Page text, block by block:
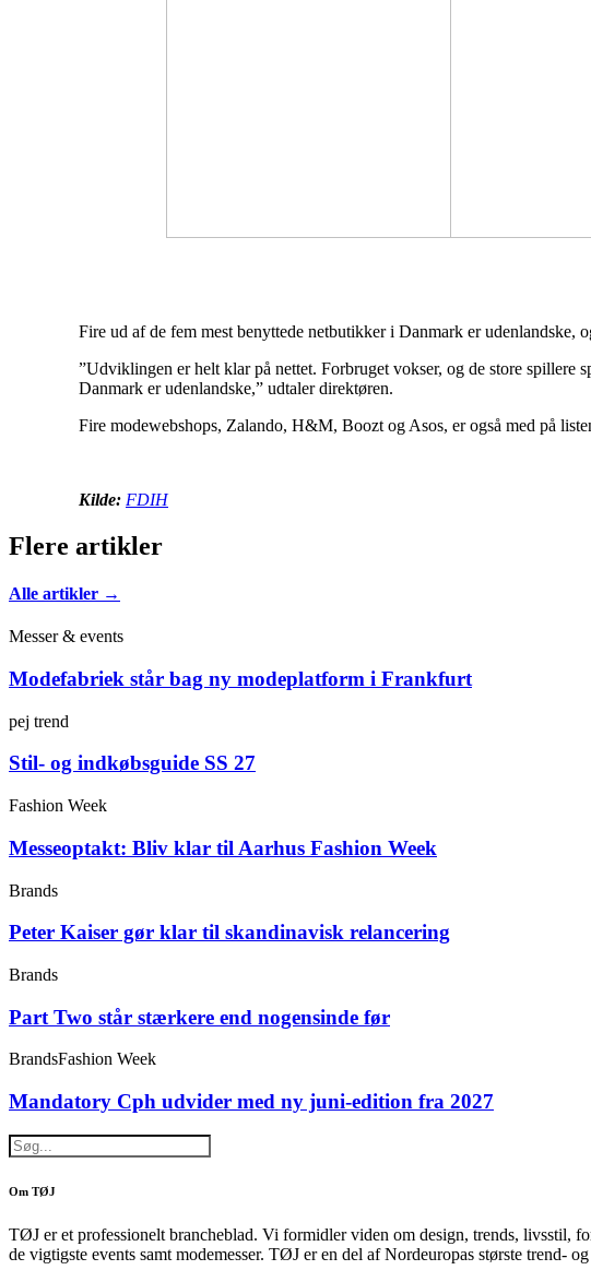
Fire ud af de fem mest benyttede netbutikker i Danmark er
”Udviklingen er helt klar på nettet. Forbruget vokser, og de store
Danmark er udenlandske,” udtaler direktøren.
Fire modewebshops, Zalando, H&M, Boozt og Asos, er også med på
Kilde: FDIH
Flere artikler
Alle artikler →
Messer & events
Modefabriek står bag ny modeplatform i Frankfurt
pej trend
Stil- og indkøbsguide SS 27
Fashion Week
Messeoptakt: Bliv klar til Aarhus Fashion Week
Brands
Peter Kaiser gør klar til skandinavisk relancering
Brands
Part Two står stærkere end nogensinde før
BrandsFashion Week
Mandatory Cph udvider med ny juni-edition fra 2027
Om TØJ
TØJ er et professionelt brancheblad. Vi formidler viden om design, trends, livsstil,
de vigtigste events samt modemesser. TØJ er en del af Nordeuropas største trend-